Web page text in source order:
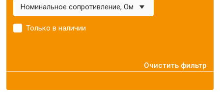
Номинальное сопротивление, Ом
Только в наличии
Очистить фильтр